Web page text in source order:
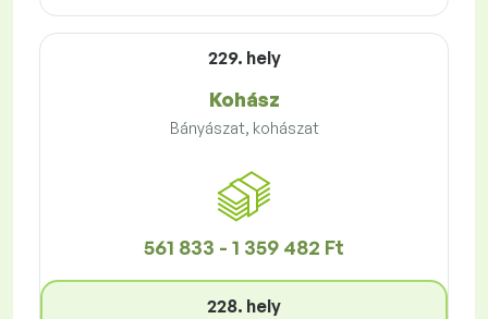
229. hely
Kohász
Bányászat, kohászat
561 833 - 1 359 482 Ft
228. hely